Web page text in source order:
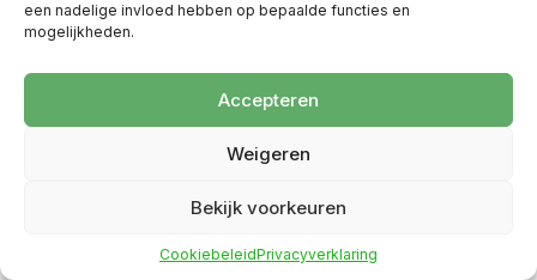
een nadelige invloed hebben op bepaalde functies en
mogelijkheden.
Accepteren
Weigeren
Bekijk voorkeuren
CookiebeleidPrivacyverklaring